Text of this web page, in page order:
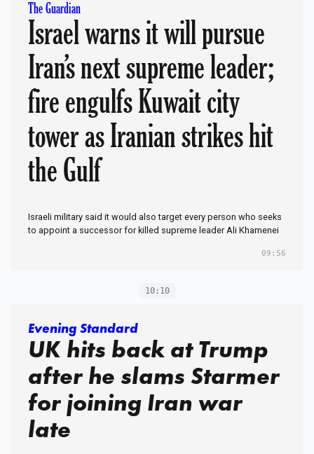
The Guardian
Israel warns it will pursue
Iran’s next supreme leader;
fire engulfs Kuwait city
tower as Iranian strikes hit
the Gulf
Israeli military said it would also target every person who seeks
to appoint a successor for killed supreme leader Ali Khamenei
09:56
10:10
Evening Standard
UK hits back at Trump
after he slams Starmer
for joining Iran war
late